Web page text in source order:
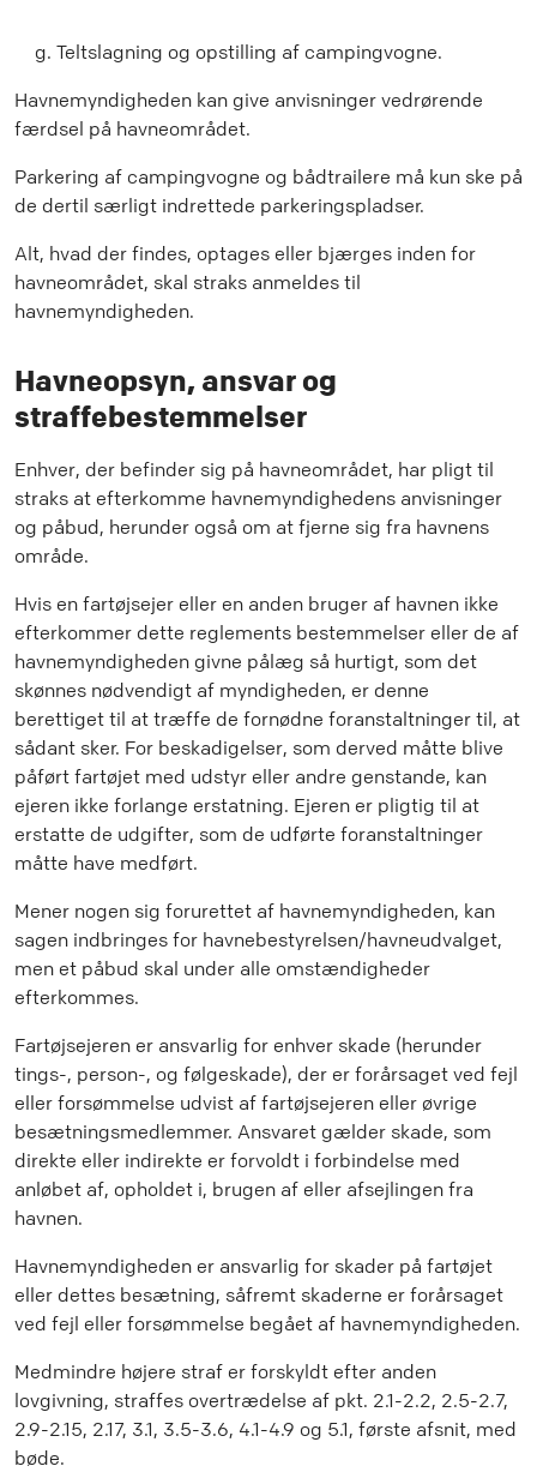
Teltslagning og opstilling af campingvogne.
Havnemyndigheden kan give anvisninger vedrørende
færdsel på havneområdet.
Parkering af campingvogne og bådtrailere må kun ske på
de dertil særligt indrettede parkeringspladser.
Alt, hvad der findes, optages eller bjærges inden for
havneområdet, skal straks anmeldes til
havnemyndigheden.
Havneopsyn, ansvar og
straffebestemmelser
Enhver, der befinder sig på havneområdet, har pligt til
straks at efterkomme havnemyndighedens anvisninger
og påbud, herunder også om at fjerne sig fra havnens
område.
Hvis en fartøjsejer eller en anden bruger af havnen ikke
efterkommer dette reglements bestemmelser eller de af
havnemyndigheden givne pålæg så hurtigt, som det
skønnes nødvendigt af myndigheden, er denne
berettiget til at træffe de fornødne foranstaltninger til, at
sådant sker. For beskadigelser, som derved måtte blive
påført fartøjet med udstyr eller andre genstande, kan
ejeren ikke forlange erstatning. Ejeren er pligtig til at
erstatte de udgifter, som de udførte foranstaltninger
måtte have medført.
Mener nogen sig forurettet af havnemyndigheden, kan
sagen indbringes for havnebestyrelsen/havneudvalget,
men et påbud skal under alle omstændigheder
efterkommes.
Fartøjsejeren er ansvarlig for enhver skade (herunder
tings-, person-, og følgeskade), der er forårsaget ved fejl
eller forsømmelse udvist af fartøjsejeren eller øvrige
besætningsmedlemmer. Ansvaret gælder skade, som
direkte eller indirekte er forvoldt i forbindelse med
anløbet af, opholdet i, brugen af eller afsejlingen fra
havnen.
Havnemyndigheden er ansvarlig for skader på fartøjet
eller dettes besætning, såfremt skaderne er forårsaget
ved fejl eller forsømmelse begået af havnemyndigheden.
Medmindre højere straf er forskyldt efter anden
lovgivning, straffes overtrædelse af pkt. 2.1-2.2, 2.5-2.7,
2.9-2.15, 2.17, 3.1, 3.5-3.6, 4.1-4.9 og 5.1, første afsnit, med
bøde.